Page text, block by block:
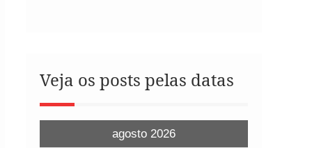
Veja os posts pelas datas
agosto 2026